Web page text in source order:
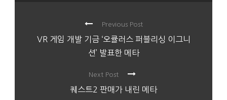
Previous Post
VR 게임 개발 기금 ‘오큘러스 퍼블리싱 이그니
션’ 발표한 메타
Next Post
퀘스트2 판매가 내린 메타